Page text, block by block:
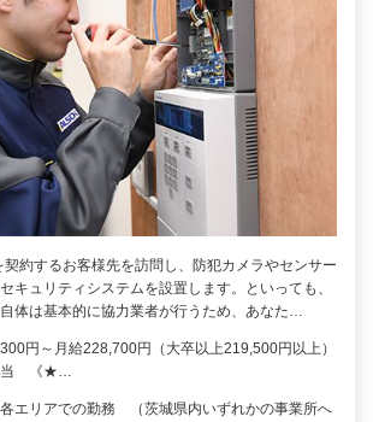
契約するお客様先を訪問し、防犯カメラやセンサー
キュリティシステムを設置します。といっても、
体は基本的に協力業者が行うため、あなた…
円～月給228,700円（大卒以上219,500円以上）
当 《★…
エリアでの勤務 （茨城県内いずれかの事業所へ